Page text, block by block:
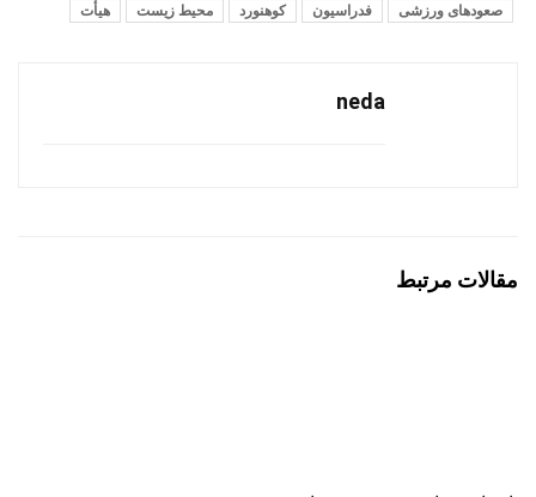
صعودهای ورزشی
فدراسیون کوهنورد محیط زیست هیأت‌
neda
مقالات مرتبط